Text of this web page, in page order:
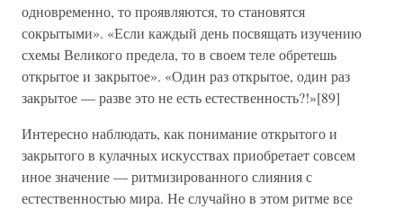
одновременно, то проявляются, то становятся
сокрытыми». «Если каждый день посвящать изучению
схемы Великого предела, то в своем теле обретешь
открытое и закрытое». «Один раз открытое, один раз
закрытое — разве это не есть естественность?!»[89]
Интересно наблюдать, как понимание открытого и
закрытого в кулачных искусствах приобретает совсем
иное значение — ритмизированного слияния с
естественностью мира. Не случайно в этом ритме все